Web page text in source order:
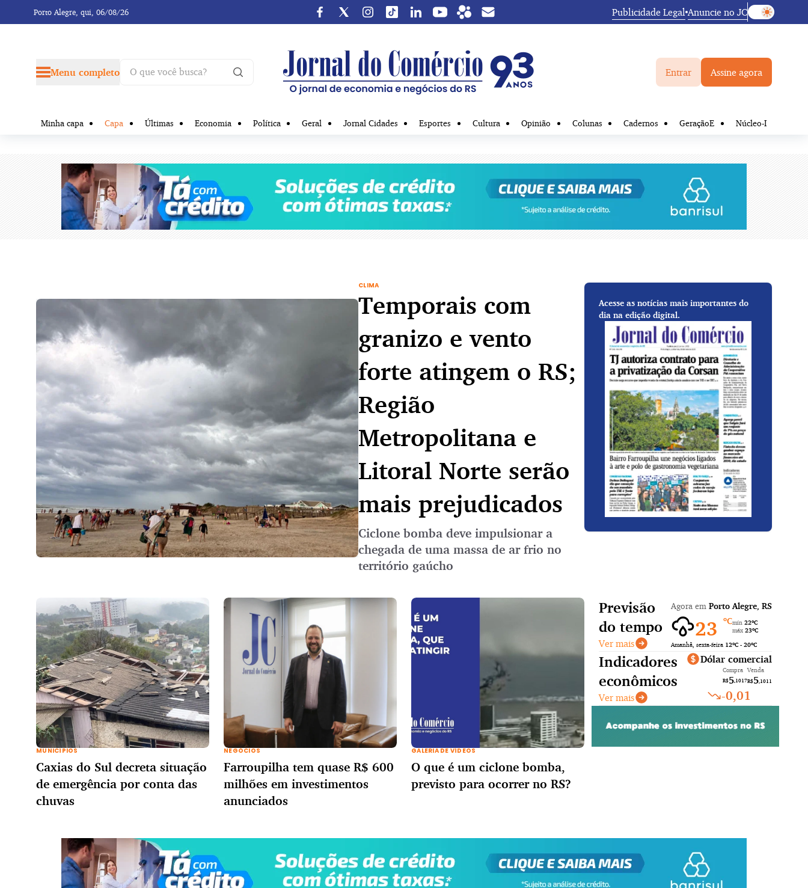
Porto Alegre, qui, 06/08/26 Publicidade Legal Anuncie no JC
Menu completo Entrar Assine agora
Minha capa Capa Últimas Economia Política Geral Jornal Cidades Esportes Cultura Opinião Colunas Cadernos GeraçãoE Núcleo-I
CLIMA
Temporais com
granizo e vento
forte atingem o RS;
Região
Metropolitana e
Litoral Norte serão
mais prejudicados
Ciclone bomba deve impulsionar a
chegada de uma massa de ar frio no
território gaúcho
Acesse as notícias mais importantes do
dia na edição digital.
MUNICÍPIOS
Caxias do Sul decreta situação
de emergência por conta das
chuvas
NEGÓCIOS
Farroupilha tem quase R$ 600
milhões em investimentos
anunciados
GALERIA DE VÍDEOS
O que é um ciclone bomba,
previsto para ocorrer no RS?
Previsão
do tempo
Ver mais
Agora em Porto Alegre, RS
23 ºCmín 22ºC
máx 23ºC
Amanhã, sexta-feira 12ºC - 20ºC
Indicadores
econômicos
Ver mais
Dólar comercial
Compra
R$5,1017
Venda
R$5,1011
-0,01